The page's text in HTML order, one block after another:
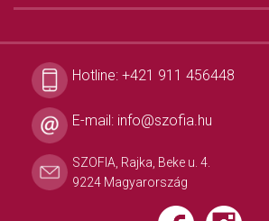
Hotline: +421 911 456448
E-mail: info@szofia.hu
SZOFIA, Rajka, Beke u. 4.
9224 Magyarország